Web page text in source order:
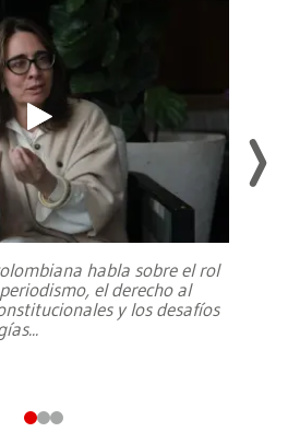
habla sobre el rol
el derecho al
y los desafíos
...